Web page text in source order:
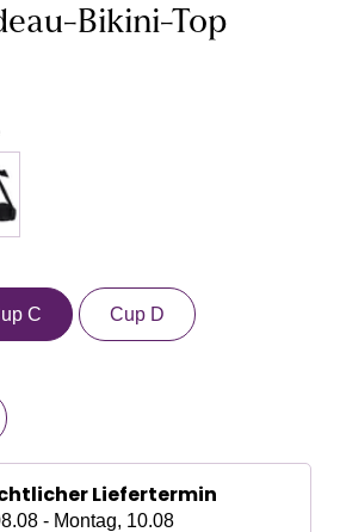
Bikini-Top
C Cup D
Liefertermin
- Montag, 10.08